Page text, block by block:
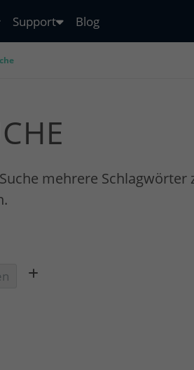
Support Blog
mehrere Schlagwörter